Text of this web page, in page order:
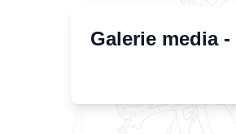
Galerie media -